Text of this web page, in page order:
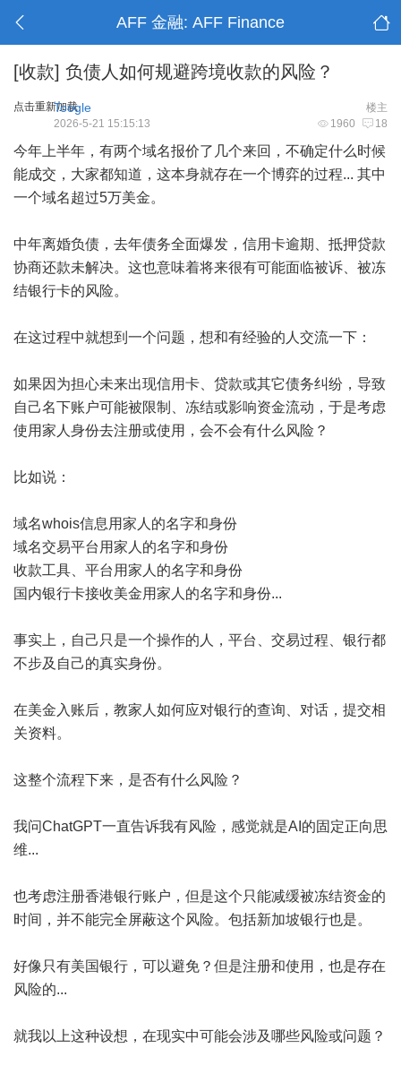
AFF 金融: AFF Finance
[收款] 负债人如何规避跨境收款的风险？
点击重新加载 楼主
Toogle
1960 18
2026-5-21 15:15:13
今年上半年，有两个域名报价了几个来回，不确定什么时候
能成交，大家都知道，这本身就存在一个博弈的过程... 其中
一个域名超过5万美金。
中年离婚负债，去年债务全面爆发，信用卡逾期、抵押贷款
协商还款未解决。这也意味着将来很有可能面临被诉、被冻
结银行卡的风险。
在这过程中就想到一个问题，想和有经验的人交流一下：
如果因为担心未来出现信用卡、贷款或其它债务纠纷，导致
自己名下账户可能被限制、冻结或影响资金流动，于是考虑
使用家人身份去注册或使用，会不会有什么风险？
比如说：
域名whois信息用家人的名字和身份
域名交易平台用家人的名字和身份
收款工具、平台用家人的名字和身份
国内银行卡接收美金用家人的名字和身份...
事实上，自己只是一个操作的人，平台、交易过程、银行都
不步及自己的真实身份。
在美金入账后，教家人如何应对银行的查询、对话，提交相
关资料。
这整个流程下来，是否有什么风险？
我问ChatGPT一直告诉我有风险，感觉就是AI的固定正向思
维...
也考虑注册香港银行账户，但是这个只能减缓被冻结资金的
时间，并不能完全屏蔽这个风险。包括新加坡银行也是。
好像只有美国银行，可以避免？但是注册和使用，也是存在
风险的...
就我以上这种设想，在现实中可能会涉及哪些风险或问题？